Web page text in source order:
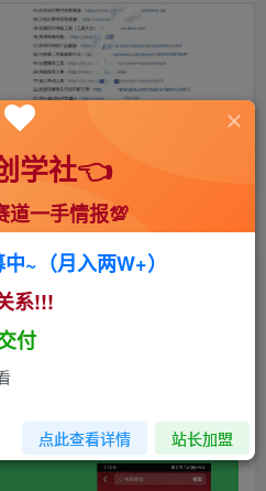
正文
法，2天涨1万粉，日入
矩阵
164 22
学社👈
道一手情报💯
~（月入两W+）
系!!!
付
点此查看详情 站长加盟